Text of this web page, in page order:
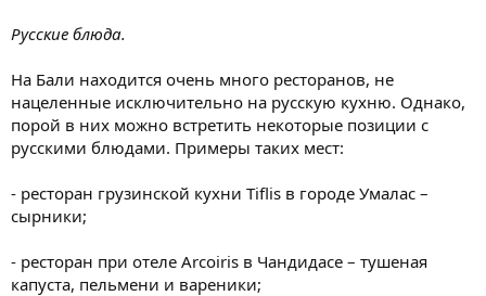
Русские блюда.
На Бали находится очень много ресторанов, не
нацеленные исключительно на русскую кухню. Однако,
порой в них можно встретить некоторые позиции с
русскими блюдами. Примеры таких мест:
- ресторан грузинской кухни Tiflis в городе Умалас –
сырники;
- ресторан при отеле Arcoiris в Чандидасе – тушеная
капуста, пельмени и вареники;